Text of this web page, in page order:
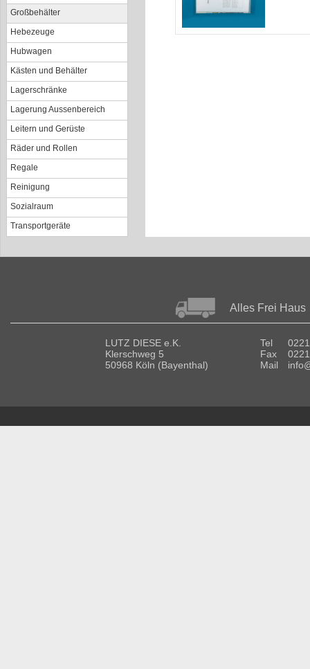
Großbehälter
Hebezeuge
Hubwagen
Kästen und Behälter
Lagerschränke
Lagerung Aussenbereich
Leitern und Gerüste
Räder und Rollen
Regale
Reinigung
Sozialraum
Transportgeräte
Alles Frei Haus
LUTZ DIESE e.K.
Klerschweg 5
50968 Köln (Bayenthal)
Tel
Fax
Mail